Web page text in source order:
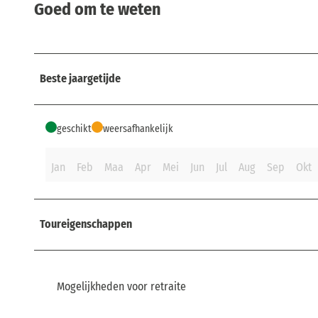
Goed om te weten
Beste jaargetijde
geschikt weersafhankelijk
Jan Feb Maa Apr Mei Jun Jul Aug Sep Okt
Toureigenschappen
Mogelijkheden voor retraite